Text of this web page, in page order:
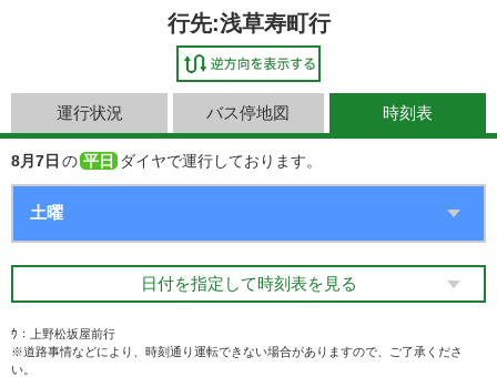
行先:浅草寿町行
運行状況 バス停地図 時刻表
8月7日 の 平日 ダイヤで運行しております。
日付を指定して時刻表を見る
ｳ：上野松坂屋前行
※道路事情などにより、時刻通り運転できない場合がありますので、ご了承くださ
い。